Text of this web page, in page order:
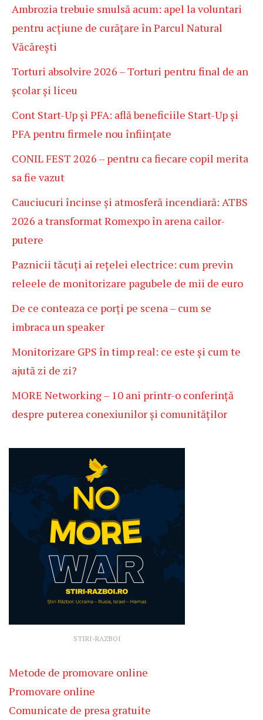
Ambrozia trebuie smulsă acum: apel la voluntari
pentru acțiune de curățare în Parcul Natural
Văcărești
Torturi absolvire 2026 – Torturi pentru final de an
școlar și liceu
Cont Start-Up și PFA: află beneficiile Start-Up și
PFA pentru firmele nou înființate
CONIL FEST 2026 – pentru ca fiecare copil merita
sa fie vazut
Cauciucuri încinse și atmosferă incendiară: ATBS
2026 a transformat Romexpo în arena cailor-
putere
Paznicii tăcuți ai rețelei electrice: cum previn
releele de monitorizare pagubele de mii de euro
De ce conteaza ce porți pe scena – cum se
imbraca un speaker
Monitorizare GPS în timp real: ce este și cum te
ajută zi de zi?
MORE Networking – 10 ani printr-o conferință
despre puterea conexiunilor și comunităților
STIRI-RAZBOI
Metode de promovare online
Promovare online
Comunicate de presa gratuite